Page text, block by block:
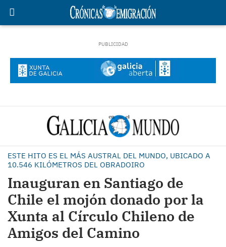
ESTE HITO ES EL MÁS AUSTRAL DEL MUNDO, UBICADO A
10.546 KILÓMETROS DEL OBRADOIRO
Inauguran en Santiago de
Chile el mojón donado por la
Xunta al Círculo Chileno de
Amigos del Camino